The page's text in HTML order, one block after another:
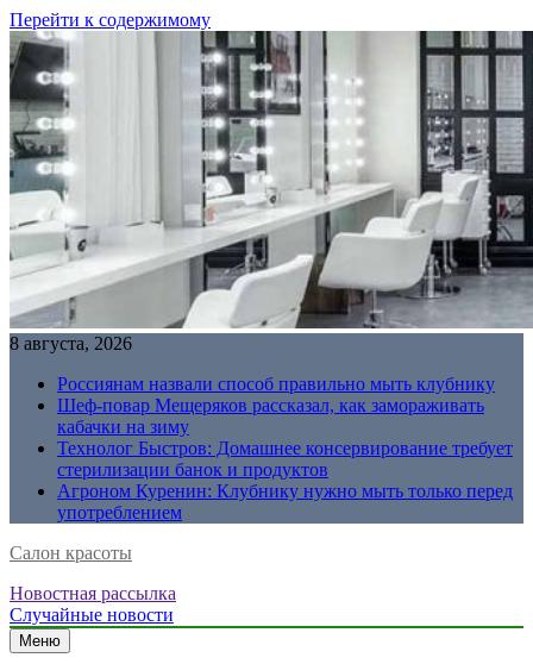
Перейти к содержимому
8 августа, 2026
Россиянам назвали способ правильно мыть клубнику
Шеф-повар Мещеряков рассказал, как замораживать
кабачки на зиму
Технолог Быстров: Домашнее консервирование требует
стерилизации банок и продуктов
Агроном Куренин: Клубнику нужно мыть только перед
употреблением
Салон красоты
Новостная рассылка
Случайные новости
Меню